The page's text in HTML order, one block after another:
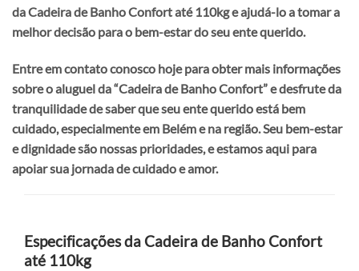
da Cadeira de Banho Confort até 110kg e ajudá-lo a tomar a
melhor decisão para o bem-estar do seu ente querido.
Entre em contato conosco hoje para obter mais informações
sobre o aluguel da “Cadeira de Banho Confort” e desfrute da
tranquilidade de saber que seu ente querido está bem
cuidado, especialmente em Belém e na região. Seu bem-estar
e dignidade são nossas prioridades, e estamos aqui para
apoiar sua jornada de cuidado e amor.
Especificações daCadeira de Banho Confort
até 110kg